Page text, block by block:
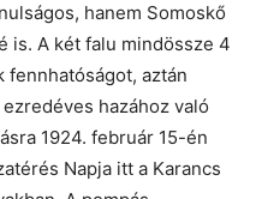
hanem Somoskő
is. A két falu mindössze 4
aztán
hazához való
1924. február 15-én
Napja itt a Karancs